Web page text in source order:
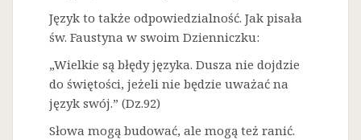
Język to także odpowiedzialność. Jak pisała
św. Faustyna w swoim Dzienniczku:
„Wielkie są błędy języka. Dusza nie dojdzie
do świętości, jeżeli nie będzie uważać na
język swój.” (Dz.92)
Słowa mogą budować, ale mogą też ranić.